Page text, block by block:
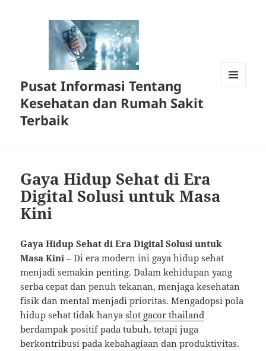
Pusat Informasi Tentang
Kesehatan dan Rumah Sakit
Terbaik
Gaya Hidup Sehat di Era
Digital Solusi untuk Masa
Kini
Gaya Hidup Sehat di Era Digital Solusi untuk
Masa Kini – Di era modern ini gaya hidup sehat
menjadi semakin penting. Dalam kehidupan yang
serba cepat dan penuh tekanan, menjaga kesehatan
fisik dan mental menjadi prioritas. Mengadopsi pola
hidup sehat tidak hanyaslot gacor thailand
berdampak positif pada tubuh, tetapi juga
berkontribusi pada kebahagiaan dan produktivitas.